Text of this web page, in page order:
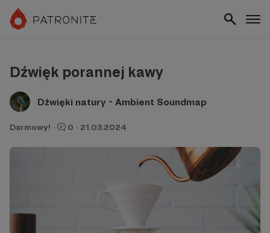
Dźwięk porannej kawy
Dźwięki natury - Ambient Soundmap
Darmowy! · 0 · 21.03.2024